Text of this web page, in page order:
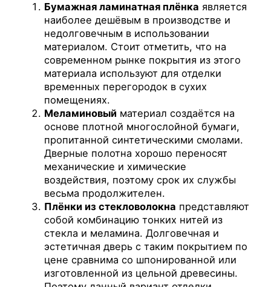
Бумажная ламинатная плёнка является
наиболее дешёвым в производстве и
недолговечным в использовании
материалом. Стоит отметить, что на
современном рынке покрытия из этого
материала используют для отделки
временных перегородок в сухих
помещениях.
Меламиновый материал создаётся на
основе плотной многослойной бумаги,
пропитанной синтетическими смолами.
Дверные полотна хорошо переносят
механические и химические
воздействия, поэтому срок их службы
весьма продолжителен.
Плёнки из стекловолокна представляют
собой комбинацию тонких нитей из
стекла и меламина. Долговечная и
эстетичная дверь с таким покрытием по
цене сравнима со шпонированной или
изготовленной из цельной древесины.